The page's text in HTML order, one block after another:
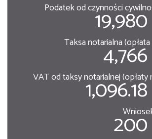
Podatek od czynności
Taksa notarialna
VAT od taksy notarialnej (opłaty